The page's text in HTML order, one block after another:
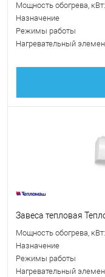
Мощность обогрева, кВт:
Назначение
Режимы работы
Нагревательный
Завеса тепловая
Мощность обогрева, кВт:
Назначение
Режимы работы
Нагревательный